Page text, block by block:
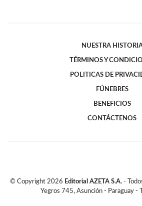
NUESTRA
TÉRMINOS Y
POLITICAS DE
FÚNEBRES
BENEFICIOS
CONTÁCTENOS
© Copyright 2026 Editorial AZETA S.A. -
Yegros 745, Asunción - Paraguay -